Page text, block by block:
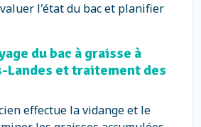
l'état du bac et planifier
du bac à graisse à
Landes et traitement des
effectue la vidange et le